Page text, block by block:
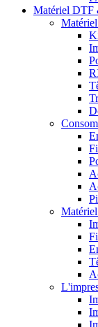
Matériel